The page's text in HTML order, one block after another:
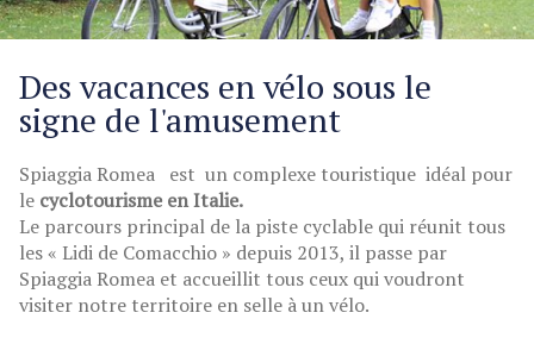
Des vacances en vélo sous le
signe de l'amusement
Spiaggia Romea est un complexe touristique idéal pour
le cyclotourisme en Italie.
Le parcours principal de la piste cyclable qui réunit tous
les « Lidi de Comacchio » depuis 2013, il passe par
Spiaggia Romea et accueillit tous ceux qui voudront
visiter notre territoire en selle à un vélo.